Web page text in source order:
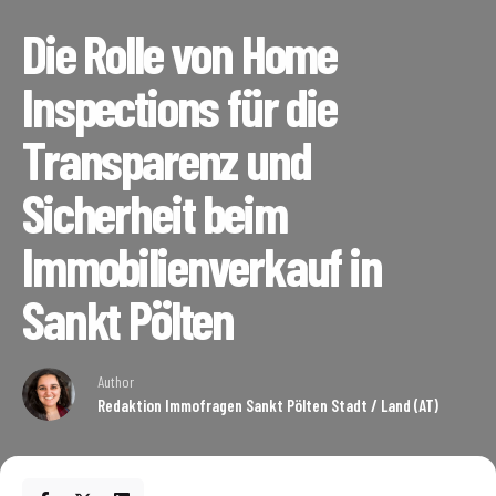
Die Rolle von Home
Inspections für die
Transparenz und
Sicherheit beim
Immobilienverkauf in
Sankt Pölten
Author
Redaktion Immofragen Sankt Pölten Stadt / Land (AT)